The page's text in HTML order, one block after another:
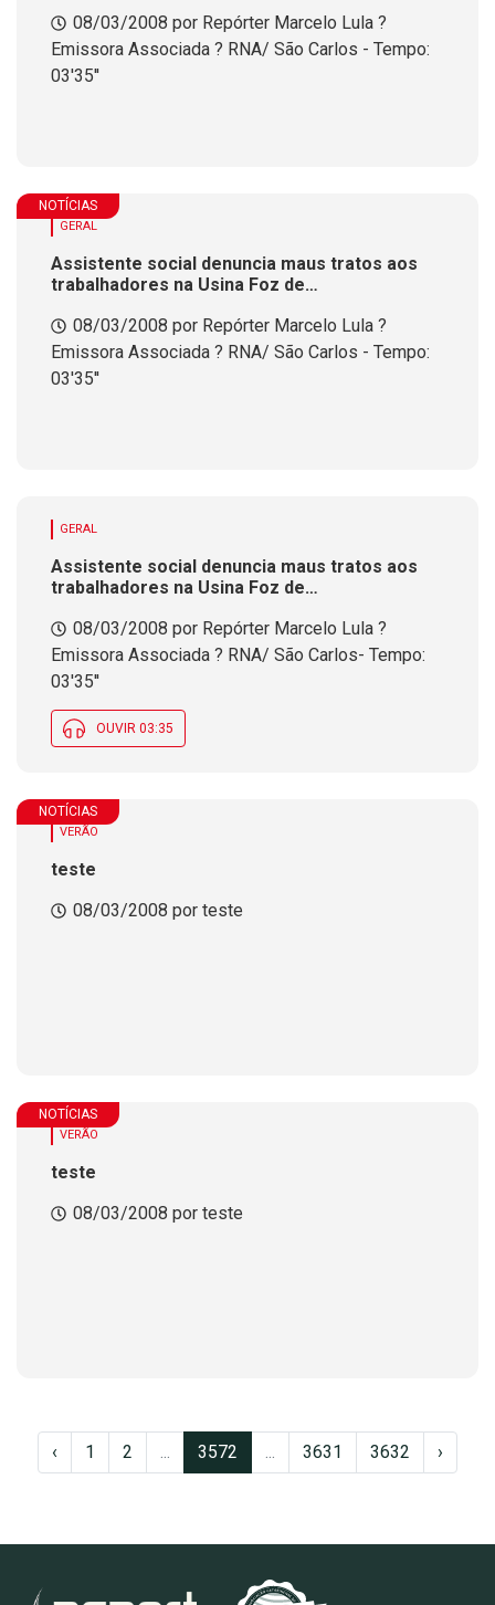
08/03/2008 por Repórter Marcelo Lula ?
Emissora Associada ? RNA/ São Carlos - Tempo:
03'35''
NOTÍCIAS
GERAL
Assistente social denuncia maus tratos aos
trabalhadores na Usina Foz de
08/03/2008 por Repórter Marcelo Lula ?
Emissora Associada ? RNA/ São Carlos - Tempo:
03'35''
GERAL
Assistente social denuncia maus tratos aos
trabalhadores na Usina Foz de
08/03/2008 por Repórter Marcelo Lula ?
Emissora Associada ? RNA/ São Carlos- Tempo:
03'35''
OUVIR 03:35
NOTÍCIAS
VERÃO
teste
08/03/2008 por teste
NOTÍCIAS
VERÃO
teste
08/03/2008 por teste
‹ 1 2 ... 3572 ... 3631 3632 ›